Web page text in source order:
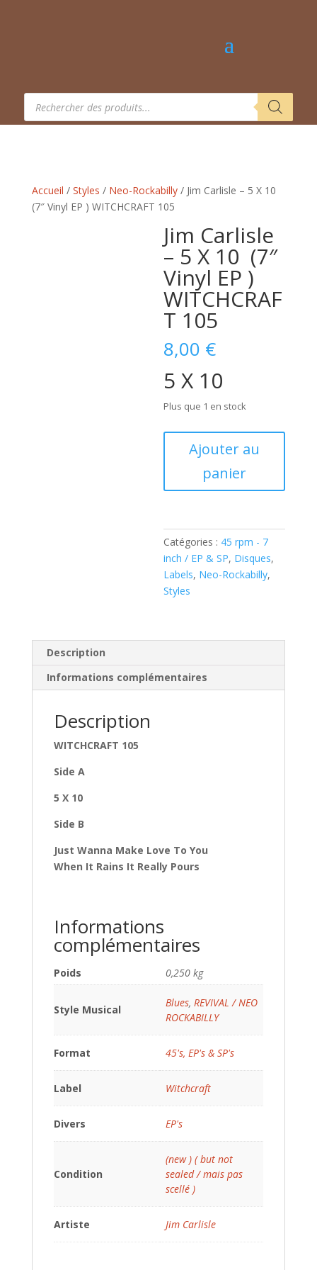
Recherche
produits
Accueil / Styles / Neo-Rockabilly/ Jim Carlisle – 5 X 10 ‎
(7″ Vinyl EP ) WITCHCRAFT 105
Jim Carlisle
– 5 X 10 ‎ (7″
Vinyl EP )
WITCHCRAF
T 105
8,00 €
5 X 10
Plus que 1 en stock
Carlisle
X
10
(7"
Vinyl
105
Ajouter au
panier
Catégories : 45 rpm - 7
inch / EP & SP, Disques,
Labels, Neo-Rockabilly,
Styles
Description
Informations complémentaires
Description
WITCHCRAFT 105
Side A
5 X 10
Side B
Just Wanna Make Love To You
When It Rains It Really Pours
Informations
complémentaires
Poids 0,250 kg
Style Musical
Blues, REVIVAL / NEO
ROCKABILLY
Format 45's, EP's & SP's
Label Witchcraft
Divers EP's
Condition
(new ) ( but not
sealed / mais pas
scellé )
Artiste Jim Carlisle